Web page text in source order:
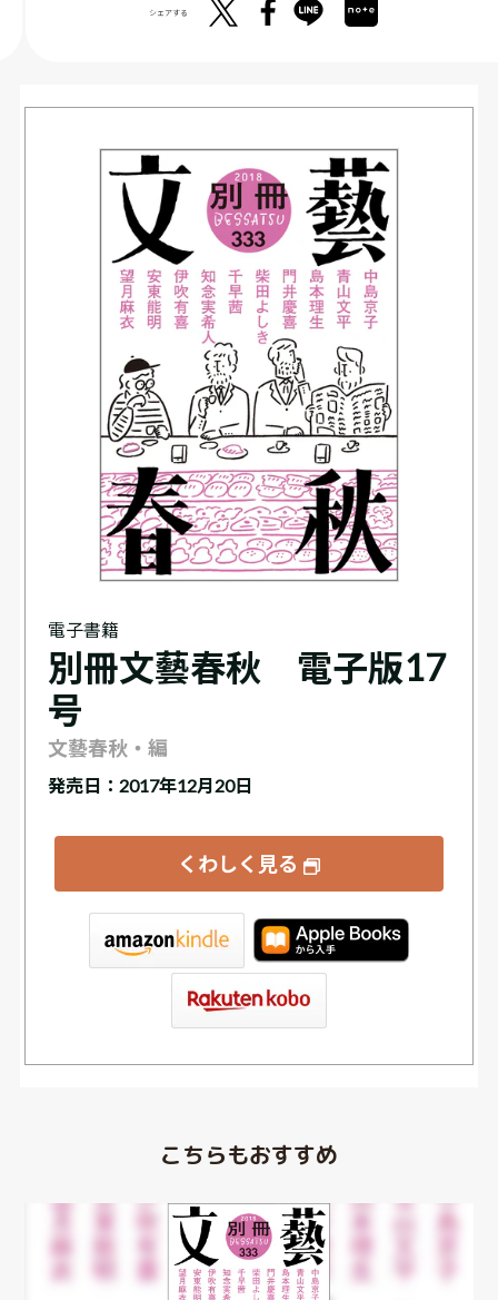
シェアする
電子書籍
別冊文藝春秋 電子版17
号
文藝春秋・編
発売日：2017年12月20日
くわしく見る
こちらもおすすめ